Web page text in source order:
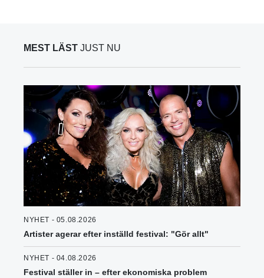
MEST LÄST JUST NU
NYHET - 05.08.2026
Artister agerar efter inställd festival: "Gör allt"
NYHET - 04.08.2026
Festival ställer in – efter ekonomiska problem